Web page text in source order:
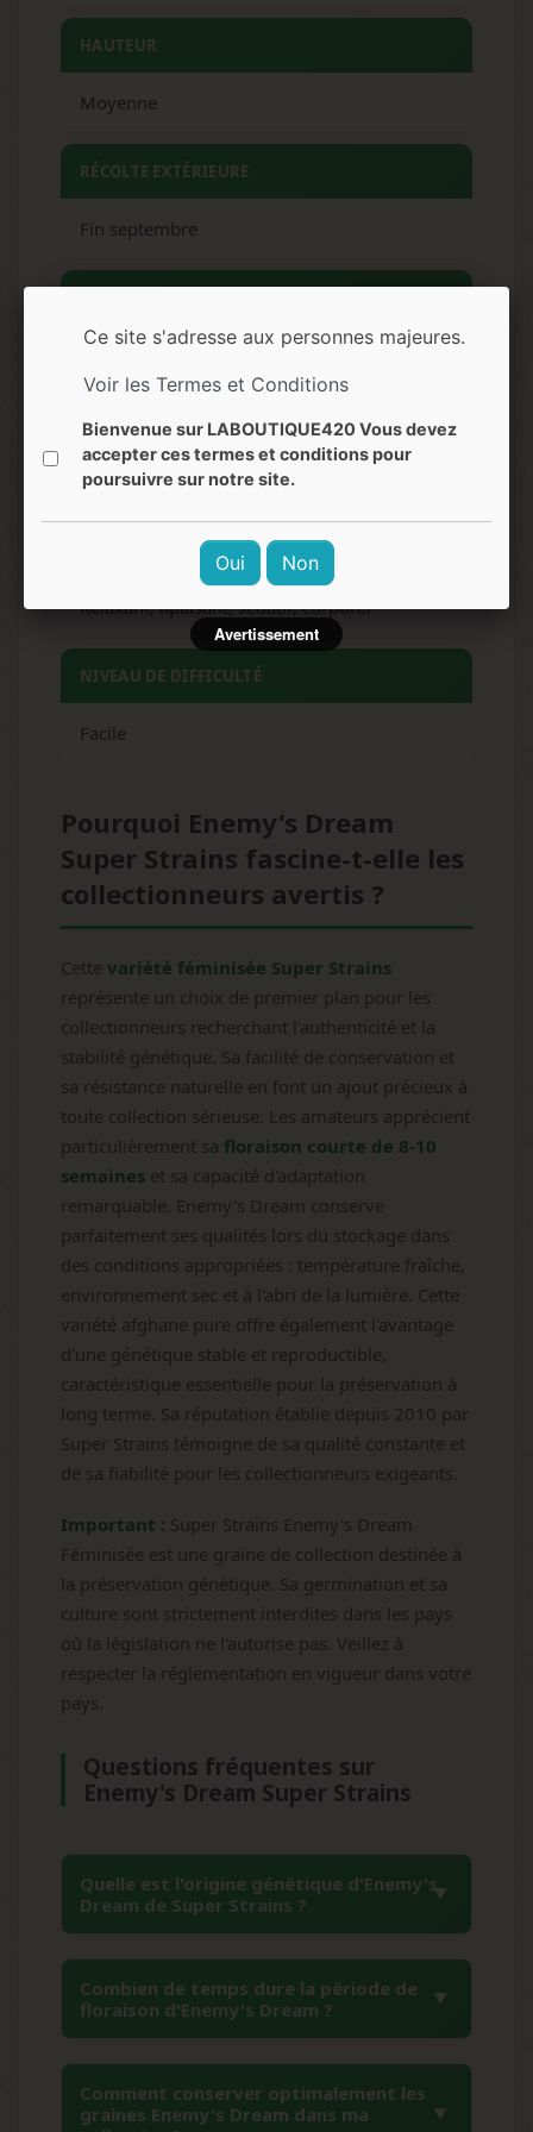
HAUTEUR
Moyenne
RÉCOLTE EXTÉRIEURE
Fin septembre
Musqué, floral, diesel, épicé
SAVEURS
Sucré, musqué, floral, diesel
Relaxant, apaisant, sédatif, corporel
NIVEAU DE DIFFICULTÉ
Facile
Pourquoi Enemy's Dream
Super Strains fascine-t-elle les
collectionneurs avertis ?
Cette variété féminisée Super Strains
représente un choix de premier plan pour les
collectionneurs recherchant l'authenticité et la
stabilité génétique. Sa facilité de conservation et
sa résistance naturelle en font un ajout précieux à
toute collection sérieuse. Les amateurs apprécient
particulièrement sa floraison courte de 8-10
semaines et sa capacité d'adaptation
remarquable. Enemy's Dream conserve
parfaitement ses qualités lors du stockage dans
des conditions appropriées : température fraîche,
environnement sec et à l'abri de la lumière. Cette
variété afghane pure offre également l'avantage
d'une génétique stable et reproductible,
caractéristique essentielle pour la préservation à
long terme. Sa réputation établie depuis 2010 par
Super Strains témoigne de sa qualité constante et
de sa fiabilité pour les collectionneurs exigeants.
Important : Super Strains Enemy's Dream
Féminisée est une graine de collection destinée à
la préservation génétique. Sa germination et sa
culture sont strictement interdites dans les pays
où la législation ne l'autorise pas. Veillez à
respecter la réglementation en vigueur dans votre
pays.
Questions fréquentes sur
Enemy's Dream Super Strains
Quelle est l'origine génétique d'Enemy's
Dream de Super Strains ?
Enemy's Dream provient directement de
souches Afghanistan authentiques,
représentant une génétique indica 100%
caractéristiques ancestrales des montagnes
afghanes, berceau historique des meilleures
Combien de temps dure la période de
floraison d'Enemy's Dream ?
Cette variété présente une floraison
relativement rapide de 8 à 10 semaines, ce
Comment conserver optimalement les
graines Enemy's Dream dans ma
Ce site s'adresse aux personnes majeures.
Voir les Termes et Conditions
Bienvenue sur LABOUTIQUE420 Vous devez
accepter ces termes et conditions pour
poursuivre sur notre site.
Oui Non
Avertissement